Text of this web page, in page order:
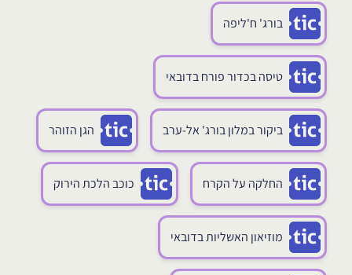
בורג' ח'ליפה
טיסה בכדור פורח בדובאי
ביקור במלון בורג' אל-ערב הגן הזוהר
החלקה על הקרח כוכב הלכת הירוק
מוזיאון האשליות בדובאי